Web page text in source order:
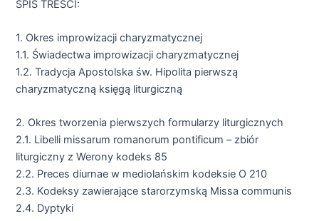
SPIS TREŚCI:
1. Okres improwizacji charyzmatycznej
1.1. Świadectwa improwizacji charyzmatycznej
1.2. Tradycja Apostolska św. Hipolita pierwszą
charyzmatyczną księgą liturgiczną
2. Okres tworzenia pierwszych formularzy liturgicznych
2.1. Libelli missarum romanorum pontificum – zbiór
liturgiczny z Werony kodeks 85
2.2. Preces diurnae w mediolańskim kodeksie O 210
2.3. Kodeksy zawierające starorzymską Missa communis
2.4. Dyptyki